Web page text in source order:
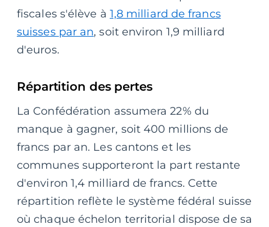
fiscales s'élève à 1,8 milliard de francs
suisses par an, soit environ 1,9 milliard
d'euros.
Répartition des pertes
La Confédération assumera 22% du
manque à gagner, soit 400 millions de
francs par an. Les cantons et les
communes supporteront la part restante
d'environ 1,4 milliard de francs. Cette
répartition reflète le système fédéral suisse
où chaque échelon territorial dispose de sa